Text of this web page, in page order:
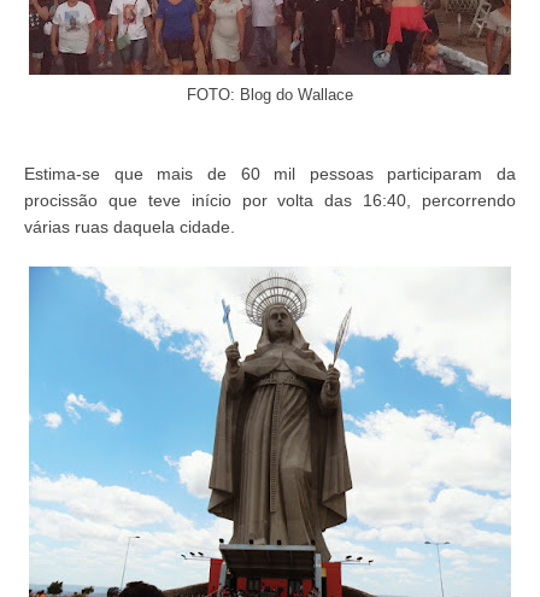
FOTO: Blog do Wallace
Estima-se que mais de 60 mil pessoas participaram da
procissão que teve início por volta das 16:40, percorrendo
várias ruas daquela cidade.